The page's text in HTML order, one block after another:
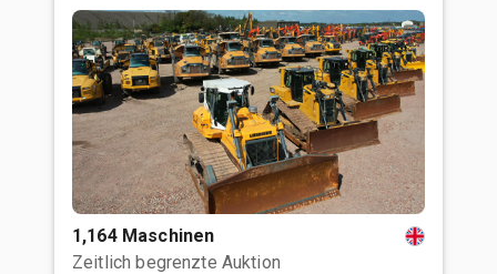
1,164 Maschinen
Zeitlich begrenzte Auktion